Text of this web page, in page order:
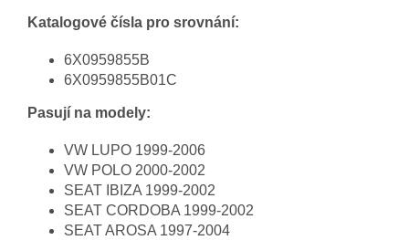
Katalogové čísla pro srovnání:
6X0959855B
6X0959855B01C
Pasují na modely:
VW LUPO 1999-2006
VW POLO 2000-2002
SEAT IBIZA 1999-2002
SEAT CORDOBA 1999-2002
SEAT AROSA 1997-2004